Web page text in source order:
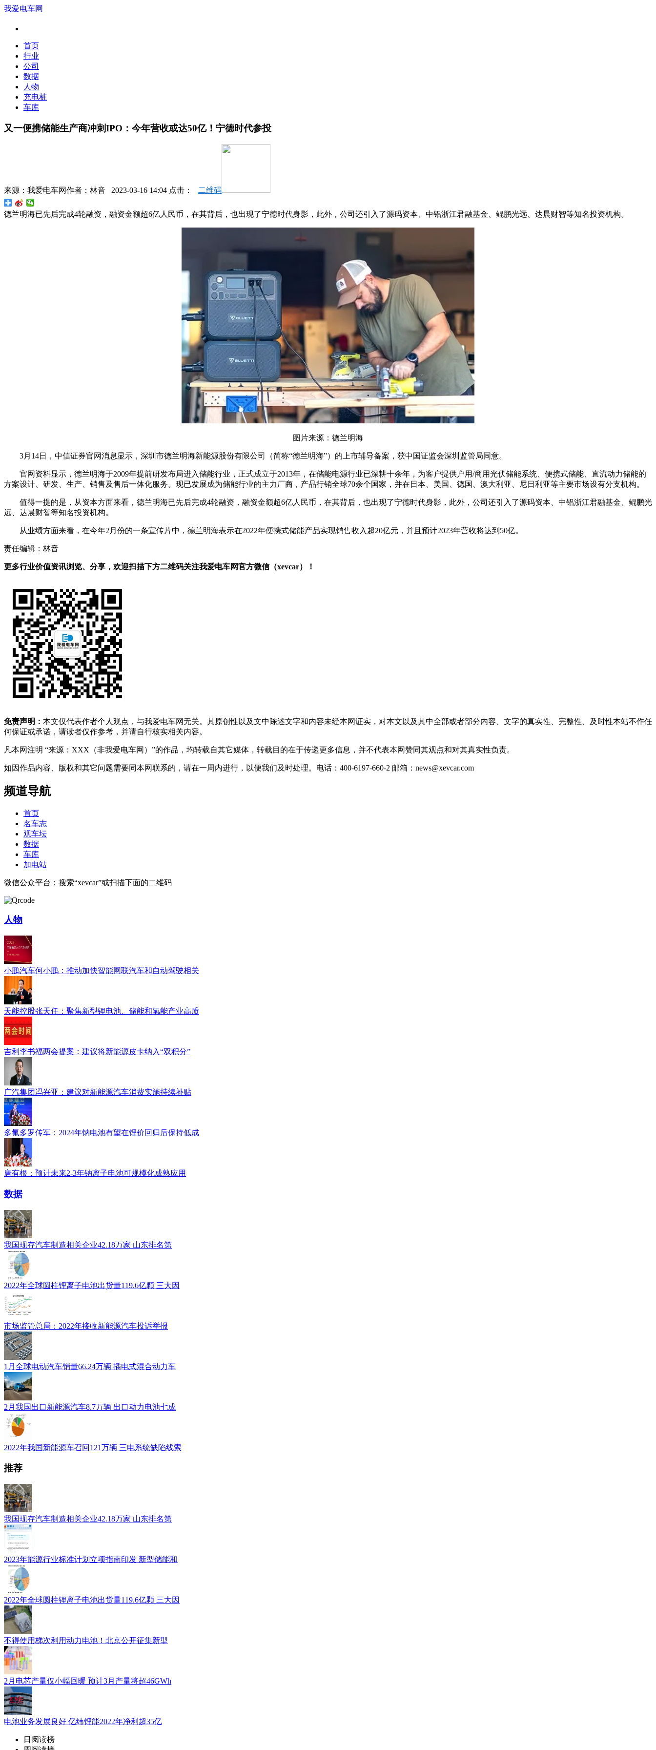
我爱电车网
首页
行业
公司
数据
人物
充电桩
车库
又一便携储能生产商冲刺IPO：今年营收或达50亿！宁德时代参投
来源： 我爱电车网作者： 林音 2023-03-16 14:04 点击： 二维码
德兰明海已先后完成4轮融资，融资金额超6亿人民币，在其背后，也出现了宁德时代身影，此外，公司还引入了源码资本、中铝浙江君融基金、鲲鹏光远、达晨财智等知名投资机构。
图片来源：德兰明海
3月14日，中信证券官网消息显示，深圳市德兰明海新能源股份有限公司（简称“德兰明海”）的上市辅导备案，获中国证监会深圳监管局同意。
官网资料显示，德兰明海于2009年提前研发布局进入储能行业，正式成立于2013年，在储能电源行业已深耕十余年，为客户提供户用/商用光伏储能系统、便携式储能、直流动力储能的
方案设计、研发、生产、销售及售后一体化服务。现已发展成为储能行业的主力厂商，产品行销全球70余个国家，并在日本、美国、德国、澳大利亚、尼日利亚等主要市场设有分支机构。
值得一提的是，从资本方面来看，德兰明海已先后完成4轮融资，融资金额超6亿人民币，在其背后，也出现了宁德时代身影，此外，公司还引入了源码资本、中铝浙江君融基金、鲲鹏光
远、达晨财智等知名投资机构。
从业绩方面来看，在今年2月份的一条宣传片中，德兰明海表示在2022年便携式储能产品实现销售收入超20亿元，并且预计2023年营收将达到50亿。
责任编辑：林音
更多行业价值资讯浏览、分享，欢迎扫描下方二维码关注我爱电车网官方微信（xevcar）！
免责声明： 本文仅代表作者个人观点，与我爱电车网无关。其原创性以及文中陈述文字和内容未经本网证实，对本文以及其中全部或者部分内容、文字的真实性、完整性、及时性本站不作任
何保证或承诺，请读者仅作参考，并请自行核实相关内容。
凡本网注明 “来源：XXX（非我爱电车网）”的作品，均转载自其它媒体，转载目的在于传递更多信息，并不代表本网赞同其观点和对其真实性负责。
如因作品内容、版权和其它问题需要同本网联系的，请在一周内进行，以便我们及时处理。电话：400-6197-660-2 邮箱：news@xevcar.com
频道导航
首页
名车志
观车坛
数据
车库
加电站
微信公众平台：搜索“xevcar”或扫描下面的二维码
人物
小鹏汽车何小鹏：推动加快智能网联汽车和自动驾驶相关
天能控股张天任：聚焦新型锂电池、储能和氢能产业高质
吉利李书福两会提案：建议将新能源皮卡纳入“双积分”
广汽集团冯兴亚：建议对新能源汽车消费实施持续补贴
多氟多罗传军：2024年钠电池有望在锂价回归后保持低成
唐有根：预计未来2-3年钠离子电池可规模化成熟应用
数据
我国现存汽车制造相关企业42.18万家 山东排名第
2022年全球圆柱锂离子电池出货量119.6亿颗 三大因
市场监管总局：2022年接收新能源汽车投诉举报
1月全球电动汽车销量66.24万辆 插电式混合动力车
2月我国出口新能源汽车8.7万辆 出口动力电池七成
2022年我国新能源车召回121万辆 三电系统缺陷线索
推荐
我国现存汽车制造相关企业42.18万家 山东排名第
2023年能源行业标准计划立项指南印发 新型储能和
2022年全球圆柱锂离子电池出货量119.6亿颗 三大因
不得使用梯次利用动力电池！北京公开征集新型
2月电芯产量仅小幅回暖 预计3月产量将超46GWh
电池业务发展良好 亿纬锂能2022年净利超35亿
日阅读榜